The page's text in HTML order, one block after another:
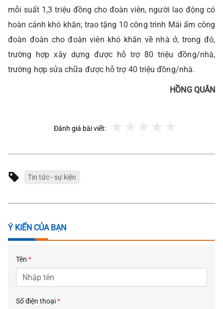
mỗi suất 1,3 triệu đồng cho đoàn viên, người lao động có
hoàn cảnh khó khăn; trao tặng 10 công trình Mái ấm công
đoàn đoàn cho đoàn viên khó khăn về nhà ở, trong đó,
trường hợp xây dựng được hỗ trợ 80 triệu đồng/nhà,
trường hợp sửa chữa được hỗ trợ 40 triệu đồng/nhà.
HỒNG QUÂN
Đánh giá bài viết:
Tin tức - sự kiện
Ý KIẾN CỦA BẠN
Tên *
Số điện thoại*